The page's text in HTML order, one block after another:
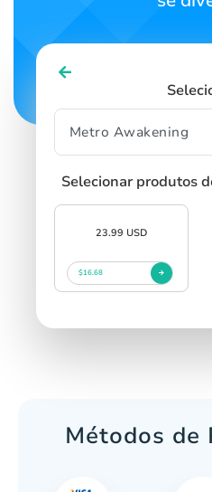
Selecionar produtos
23.99 USD
$16.68
Métodos de